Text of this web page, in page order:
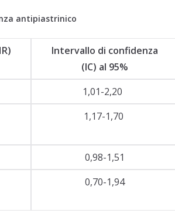
antipiastrinico
Intervallo di confidenza
(IC) al 95%
1,01-2,20
1,17-1,70
0,98-1,51
0,70-1,94